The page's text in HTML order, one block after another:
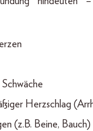
Herzschlag
(z.B. Beine, Bauch)